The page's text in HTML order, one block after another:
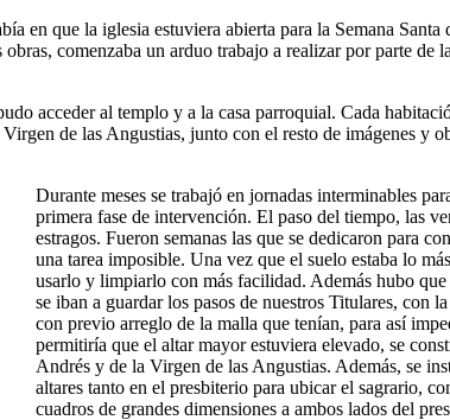
en que la iglesia estuviera abierta para la Semana
comenzaba un arduo trabajo a realizar por parte
acceder al templo y a la casa parroquial. Cada
de las Angustias, junto con el resto de imágenes y
Durante meses se trabajó en jornadas interminables
primera fase de intervención. El paso del tiempo, las
estragos. Fueron semanas las que se dedicaron para
una tarea imposible. Una vez que el suelo estaba lo
usarlo y limpiarlo con más facilidad. Además hubo
se iban a guardar los pasos de nuestros Titulares, con
con previo arreglo de la malla que tenían, para así
permitiría que el altar mayor estuviera elevado, se
Andrés y de la Virgen de las Angustias. Además, se
altares tanto en el presbiterio para ubicar el sagrario,
cuadros de grandes dimensiones a ambos lados del